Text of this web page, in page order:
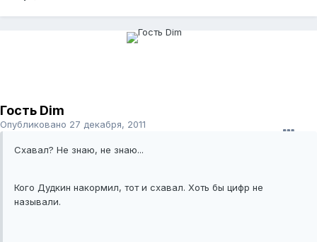
Гость Dim
Опубликовано 27 декабря, 2011
Схавал? Не знаю, не знаю...
Кого Дудкин накормил, тот и схавал. Хоть бы цифр не
называли.